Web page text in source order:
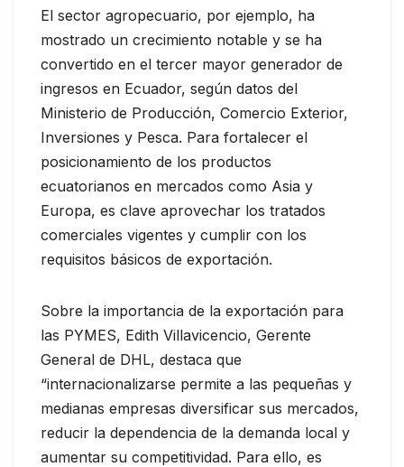
El sector agropecuario, por ejemplo, ha
mostrado un crecimiento notable y se ha
convertido en el tercer mayor generador de
ingresos en Ecuador, según datos del
Ministerio de Producción, Comercio Exterior,
Inversiones y Pesca. Para fortalecer el
posicionamiento de los productos
ecuatorianos en mercados como Asia y
Europa, es clave aprovechar los tratados
comerciales vigentes y cumplir con los
requisitos básicos de exportación.
Sobre la importancia de la exportación para
las PYMES, Edith Villavicencio, Gerente
General de DHL, destaca que
“internacionalizarse permite a las pequeñas y
medianas empresas diversificar sus mercados,
reducir la dependencia de la demanda local y
aumentar su competitividad. Para ello, es